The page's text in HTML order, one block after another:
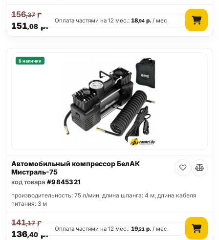
151,08р.
156,37р.
Оплата частями на 12 мес.:18,94 р. / мес.
В наличии
Автомобильный компрессор БелАК
Мистраль-75
код товара #9845321
производительность: 75 л/мин, длина шланга: 4 м, длина кабеля
питания: 3 м
136,40р.
141,17р.
Оплата частями на 12 мес.:19,21 р. / мес.